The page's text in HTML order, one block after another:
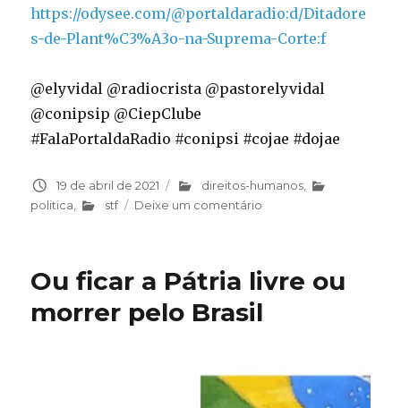
https://odysee.com/@portaldaradio:d/Ditadore
s-de-Plant%C3%A3o-na-Suprema-Corte:f
@elyvidal @radiocrista @pastorelyvidal
@conipsip @CiepClube
#FalaPortaldaRadio #conipsi #cojae #dojae
Publicado
em
19 de abril de 2021 Categorias
direitos-humanos
politica
stf Deixe um comentário
na
Ou ficar a Pátria livre ou
morrer pelo Brasil